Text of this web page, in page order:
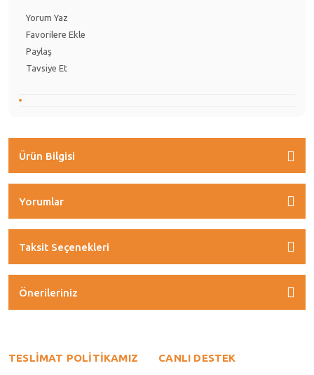
Yorum Yaz
Paylaş
Tavsiye Et
Ürün Bilgisi
Yorumlar
Taksit Seçenekleri
Önerileriniz
TESLİMAT POLİTİKAMIZ CANLI DESTEK